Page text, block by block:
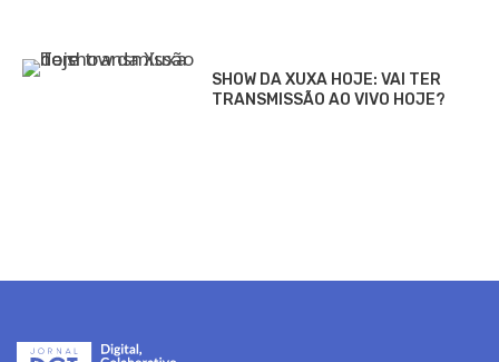
SHOW DA XUXA HOJE: VAI TER
TRANSMISSÃO AO VIVO HOJE?